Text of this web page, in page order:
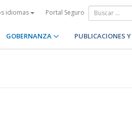
idiomas Portal Seguro
GOBERNANZA PUBLICACIONES